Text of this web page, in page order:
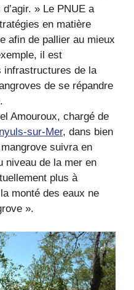
» Le PNUE a
en matière
afin de pallier au mieux
il est
infrastructures de la
de se répandre
Amouroux, chargé de
sur-Mer, dans bien
suivra en
niveau de la mer en
plus à
monté des eaux ne
».